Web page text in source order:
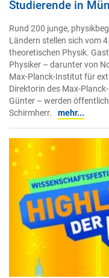
Studierende in
Rund 200 junge,
Ländern stellen sich vom
theoretischen Physik.
Physiker – darunter von
Max-Planck-Institut für
Direktorin des Max-
Günter – werden
Schirmherr.
mehr...